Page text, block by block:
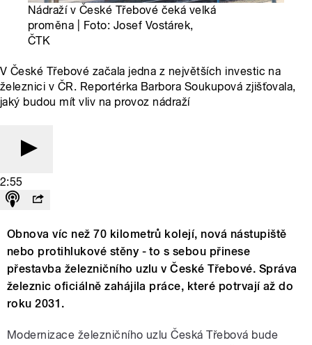
Nádraží v České Třebové čeká velká
proměna | Foto: Josef Vostárek,
ČTK
V České Třebové začala jedna z největších investic na
železnici v ČR. Reportérka Barbora Soukupová zjišťovala,
jaký budou mít vliv na provoz nádraží
2:55
Obnova víc než 70 kilometrů kolejí, nová nástupiště
nebo protihlukové stěny - to s sebou přinese
přestavba železničního uzlu v České Třebové. Správa
železnic oficiálně zahájila práce, které potrvají až do
roku 2031.
Modernizace železničního uzlu Česká Třebová bude